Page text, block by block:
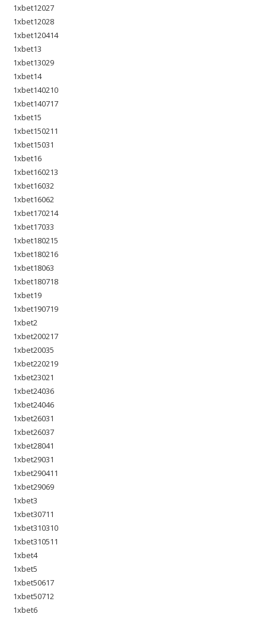
1xbet12027
1xbet12028
1xbet120414
1xbet13
1xbet13029
1xbet14
1xbet140210
1xbet140717
1xbet15
1xbet150211
1xbet15031
1xbet16
1xbet160213
1xbet16032
1xbet16062
1xbet170214
1xbet17033
1xbet180215
1xbet180216
1xbet18063
1xbet180718
1xbet19
1xbet190719
1xbet2
1xbet200217
1xbet20035
1xbet220219
1xbet23021
1xbet24036
1xbet24046
1xbet26031
1xbet26037
1xbet28041
1xbet29031
1xbet290411
1xbet29069
1xbet3
1xbet30711
1xbet310310
1xbet310511
1xbet4
1xbet5
1xbet50617
1xbet50712
1xbet6